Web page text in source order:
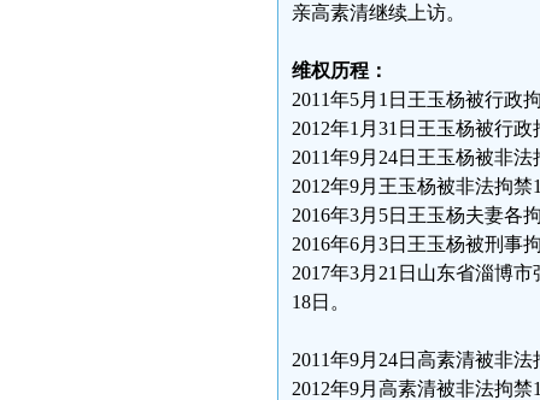
亲高素清继续上访。
维权历程：
2011年5月1日王玉杨被行政
2012年1月31日王玉杨被行政
2011年9月24日王玉杨被非法
2012年9月王玉杨被非法拘禁
2016年3月5日王玉杨夫妻各
2016年6月3日王玉杨被刑事
2017年3月21日山东省淄博
18日。
2011年9月24日高素清被非法
2012年9月高素清被非法拘禁